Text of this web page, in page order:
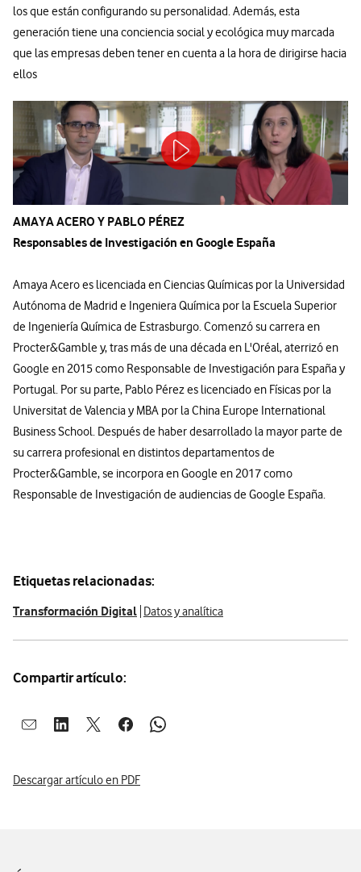
los que están configurando su personalidad. Además, esta
generación tiene una conciencia social y ecológica muy marcada
que las empresas deben tener en cuenta a la hora de dirigirse hacia
ellos
AMAYA ACERO Y PABLO PÉREZ
Responsables de Investigación en Google España
Amaya Acero es licenciada en Ciencias Químicas por la Universidad
Autónoma de Madrid e Ingeniera Química por la Escuela Superior
de Ingeniería Química de Estrasburgo. Comenzó su carrera en
Procter&Gamble y, tras más de una década en L'Oréal, aterrizó en
Google en 2015 como Responsable de Investigación para España y
Portugal. Por su parte, Pablo Pérez es licenciado en Físicas por la
Universitat de Valencia y MBA por la China Europe International
Business School. Después de haber desarrollado la mayor parte de
su carrera profesional en distintos departamentos de
Procter&Gamble, se incorpora en Google en 2017 como
Responsable de Investigación de audiencias de Google España.
Etiquetas relacionadas:
Transformación Digital Datos y analítica
Compartir artículo:
Abrir ventana para compartir en mail
Abrir ventana para compartir en linkedin
Abrir ventana para compartir en twitter
Abrir ventana para compartir en facebook
Abrir ventana para compartir en
Descargar artículo en PDF